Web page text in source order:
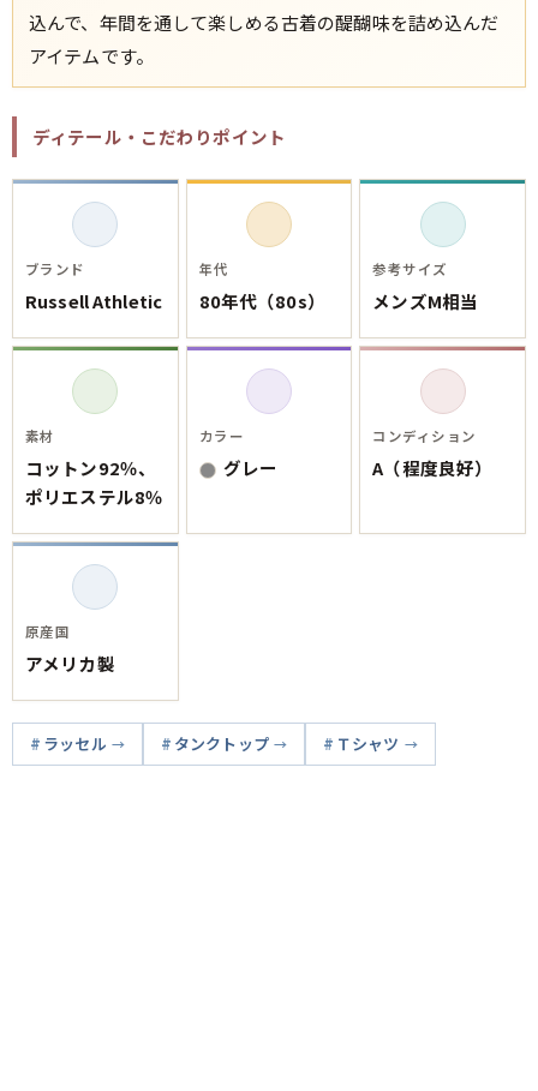
お客様の声
お気に入りリスト
メルマガ登録
会社概要
店舗一覧
古着卸売
特定商取引法に基づく表示
プライバシーポリシー
お問い合わせ
込んで、年間を通して楽しめる古着の醍醐味を詰め込んだ
アイテムです。
ディテール・こだわりポイント
ブランド
Russell Athletic
年代
80年代（80s）
参考サイズ
メンズM相当
素材
コットン92％、
ポリエステル8％
カラー
グレー
コンディション
A（程度良好）
原産国
アメリカ製
ラッセル タンクトップ Ｔシャツ